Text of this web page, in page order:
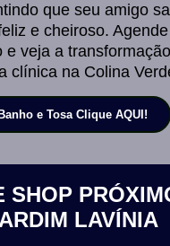
que seu amigo
e cheiroso.
e veja a
clínica na Colina
Banho e Tosa Clique AQUI!
SHOP
LAVÍNIA